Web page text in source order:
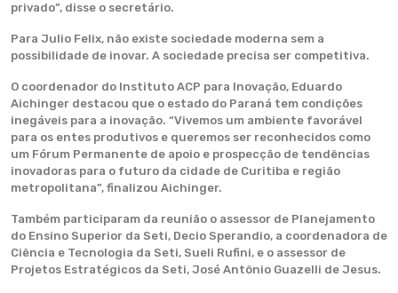
privado”, disse o secretário.
Para Julio Felix, não existe sociedade moderna sem a
possibilidade de inovar. A sociedade precisa ser competitiva.
O coordenador do Instituto ACP para Inovação, Eduardo
Aichinger destacou que o estado do Paraná tem condições
inegáveis para a inovação. “Vivemos um ambiente favorável
para os entes produtivos e queremos ser reconhecidos como
um Fórum Permanente de apoio e prospecção de tendências
inovadoras para o futuro da cidade de Curitiba e região
metropolitana”, finalizou Aichinger.
Também participaram da reunião o assessor de Planejamento
do Ensino Superior da Seti, Decio Sperandio, a coordenadora de
Ciência e Tecnologia da Seti, Sueli Rufini, e o assessor de
Projetos Estratégicos da Seti, José Antônio Guazelli de Jesus.